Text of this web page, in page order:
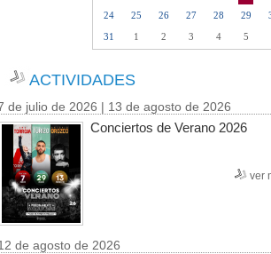
24
25 26 27 28 29
31
1 2 3 4 5
ACTIVIDADES
de julio de 2026 | 13 de agosto de 2026
Conciertos de Verano 2026
ver
de agosto de 2026